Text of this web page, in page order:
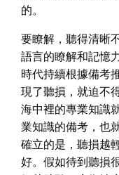
的。
要瞭解，聽得清晰
語言的瞭解和記憶
時代持續根據備考
現了聽損，就迫不
海中裡的專業知識
業知識的備考，也
確立的是，聽損越
好。假如待到聽損